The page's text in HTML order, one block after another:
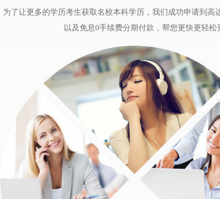
为了让更多的学历考生获取名校本科学历，我们成功申请到高
以及免息0手续费分期付款，帮您更快更轻松